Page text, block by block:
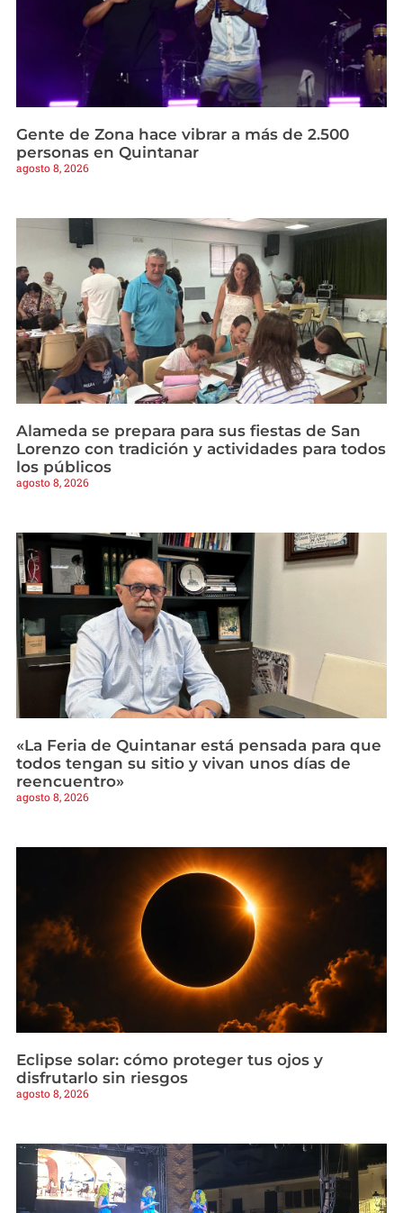
Gente de Zona hace vibrar a más de 2.500
personas en Quintanar
agosto 8, 2026
Alameda se prepara para sus fiestas de San
Lorenzo con tradición y actividades para todos
los públicos
agosto 8, 2026
«La Feria de Quintanar está pensada para que
todos tengan su sitio y vivan unos días de
reencuentro»
agosto 8, 2026
Eclipse solar: cómo proteger tus ojos y
disfrutarlo sin riesgos
agosto 8, 2026